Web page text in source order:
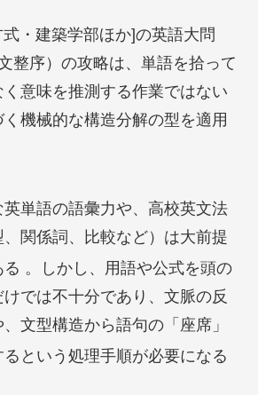
・建築学部ほか]の英語大問
整序）の攻略は、単語を拾って
意味を推測する作業ではない
機械的な構造分解の型を適用
英単語の語彙力や、高校英文法
関係詞、比較など）は大前提
る 。しかし、用語や公式を頭の
では不十分であり、文脈の反
文型構造から語句の「座席」
という処理手順が必要になる